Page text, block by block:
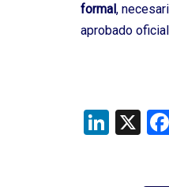
formal,
aprobado
Li
X